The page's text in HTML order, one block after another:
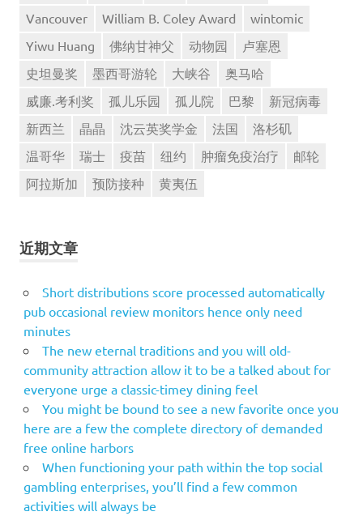
Vancouver
William B. Coley Award
wintomic
Yiwu Huang
佛纳甘神父 动物园
卢塞恩
史坦曼奖
墨西哥游轮 大峡谷
奥马哈
威廉.考利奖
孤儿乐园 孤儿院 巴黎
新冠病毒
新西兰
晶晶 沈云英奖学金 法国
洛杉矶
温哥华
瑞士 疫苗 纽约 肿瘤免疫治疗
邮轮
阿拉斯加
预防接种 黄夷伍
近期文章
Short distributions score processed automatically
pub occasional review monitors hence only need
minutes
The new eternal traditions and you will old-
community attraction allow it to be a talked about for
everyone urge a classic-timey dining feel
You might be bound to see a new favorite once you
here are a few the complete directory of demanded
free online harbors
When functioning your path within the top social
gambling enterprises, you’ll find a few common
activities will always be